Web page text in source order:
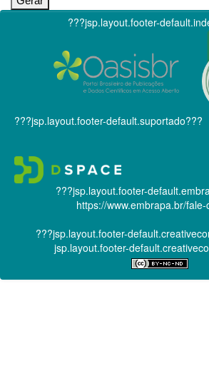
???jsp.layout.footer-
???jsp.layout.footer-default.suportado???
???jsp.layout.footer-
https://www.embrapa.br/fale-
???jsp.layout.footer-
jsp.layout.footer-